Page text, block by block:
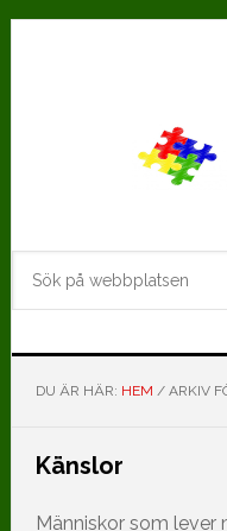
Hoppa
Hoppa
DU ÄR HÄR: HEM /ARKIV
Känslor
Människor som lever